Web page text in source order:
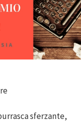
sferzante,